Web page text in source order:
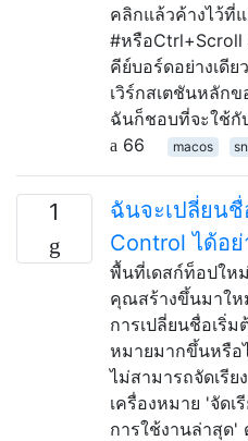
คลิกแล้วค้างไว้ที่
#หรือCtrl+Scroll
คีย์บอร์ดอย่างเดี
เวิร์กสเตชันหลัก
ฉันก็ชอบที่จะใช้กั
66
macos
1
ฉันจะเปลี่ยนชื่
Control ได้อย่
พื้นที่เดสก์ท็อปให
คุณสร้างขึ้นมาใ
การเปลี่ยนชื่อเริ่
หมายมากขึ้นหรือ
ไม่สามารถจัดเรีย
เครื่องหมาย 'จัดเ
การใช้งานล่าสุด'